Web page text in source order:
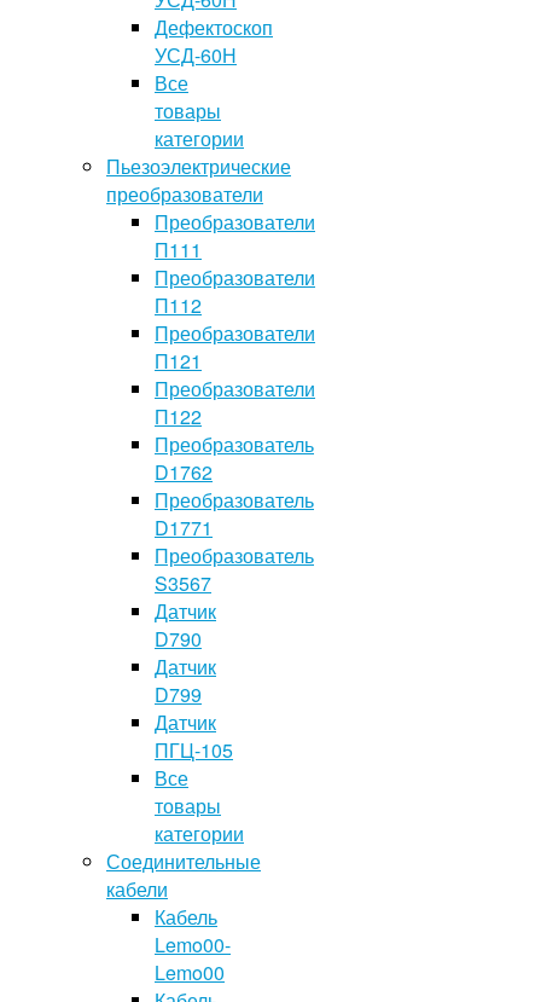
Дефектоскоп
УСД-60Н
Все
товары
категории
Пьезоэлектрические
преобразователи
Преобразователи
П111
Преобразователи
П112
Преобразователи
П121
Преобразователи
П122
Преобразователь
D1762
Преобразователь
D1771
Преобразователь
S3567
Датчик
D790
Датчик
D799
Датчик
ПГЦ-105
Все
товары
категории
Соединительные
кабели
Кабель
Lemo00-
Lemo00